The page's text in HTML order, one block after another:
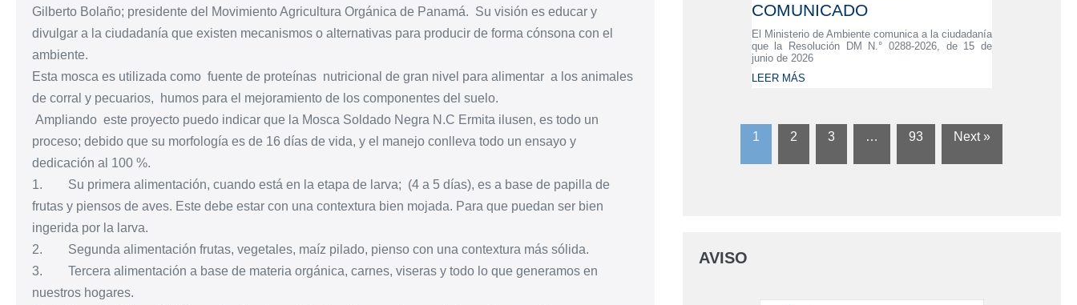
Gilberto Bolaño; presidente del Movimiento Agricultura Orgánica de Panamá. Su visión es educar y
divulgar a la ciudadanía que existen mecanismos o alternativas para producir de forma cónsona con el
ambiente.
Esta mosca es utilizada como fuente de proteínas nutricional de gran nivel para alimentar a los animales
de corral y pecuarios, humos para el mejoramiento de los componentes del suelo.
Ampliando este proyecto puedo indicar que la Mosca Soldado Negra N.C Ermita ilusen, es todo un
proceso; debido que su morfología es de 16 días de vida, y el manejo conlleva todo un ensayo y
dedicación al 100 %.
1. Su primera alimentación, cuando está en la etapa de larva; (4 a 5 días), es a base de papilla de
frutas y piensos de aves. Este debe estar con una contextura bien mojada. Para que puedan ser bien
ingerida por la larva.
2. Segunda alimentación frutas, vegetales, maíz pilado, pienso con una contextura más sólida.
3. Tercera alimentación a base de materia orgánica, carnes, viseras y todo lo que generamos en
nuestros hogares.
COMUNICADO
El Ministerio de Ambiente comunica a la ciudadanía
que la Resolución DM N.° 0288-2026, de 15 de
junio de 2026
LEER MÁS
1 2 3 … 93 Next »
AVISO